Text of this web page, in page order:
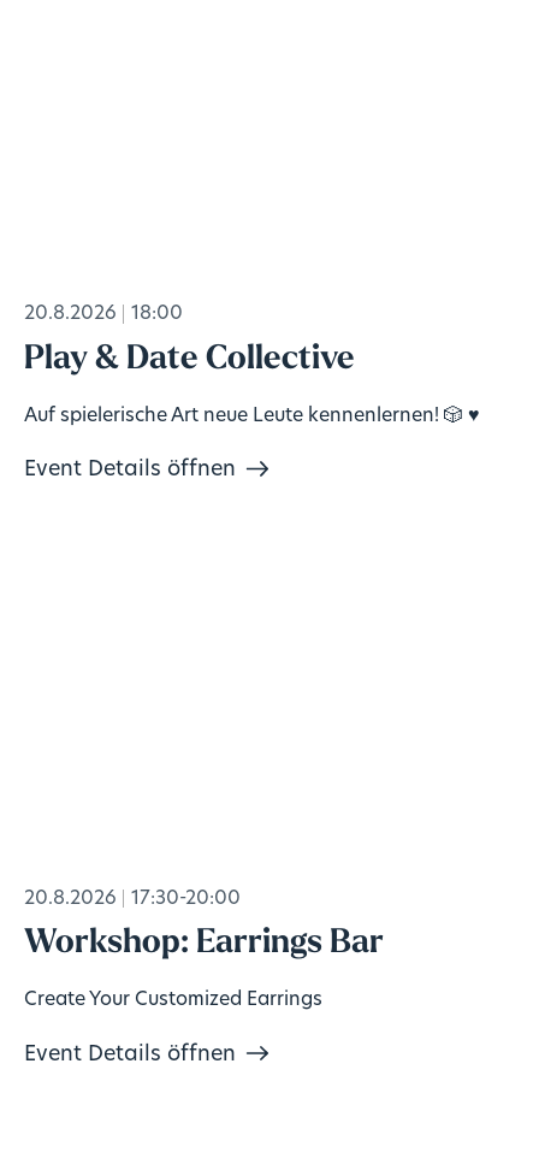
20.8.2026 18:00
Play & Date Collective
Auf spielerische Art neue Leute kennenlernen! 🎲 ♥️
Event Details öffnen
20.8.2026 17:30-20:00
Workshop: Earrings Bar
Create Your Customized Earrings
Event Details öffnen